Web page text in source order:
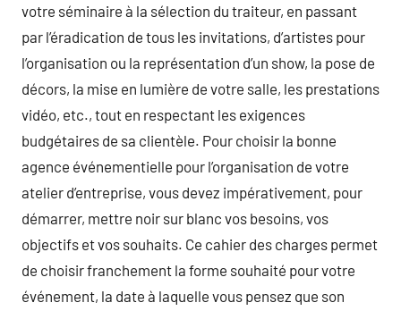
votre séminaire à la sélection du traiteur, en passant
par l’éradication de tous les invitations, d’artistes pour
l’organisation ou la représentation d’un show, la pose de
décors, la mise en lumière de votre salle, les prestations
vidéo, etc., tout en respectant les exigences
budgétaires de sa clientèle. Pour choisir la bonne
agence événementielle pour l’organisation de votre
atelier d’entreprise, vous devez impérativement, pour
démarrer, mettre noir sur blanc vos besoins, vos
objectifs et vos souhaits. Ce cahier des charges permet
de choisir franchement la forme souhaité pour votre
événement, la date à laquelle vous pensez que son